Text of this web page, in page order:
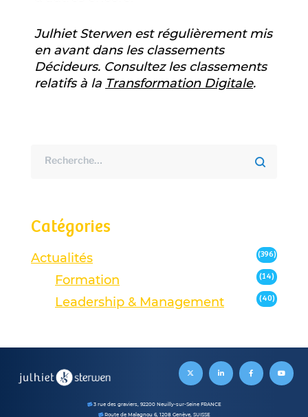
Julhiet Sterwen est régulièrement mis
en avant dans les classements
Décideurs. Consultez les classements
relatifs à la Transformation Digitale.
Catégories
Actualités (396)
Formation (14)
Leadership & Management (40)
3 rue des graviers, 92200 Neuilly-sur-Seine FRANCE
Route de Malagnou 6, 1208 Genève, SUISSE